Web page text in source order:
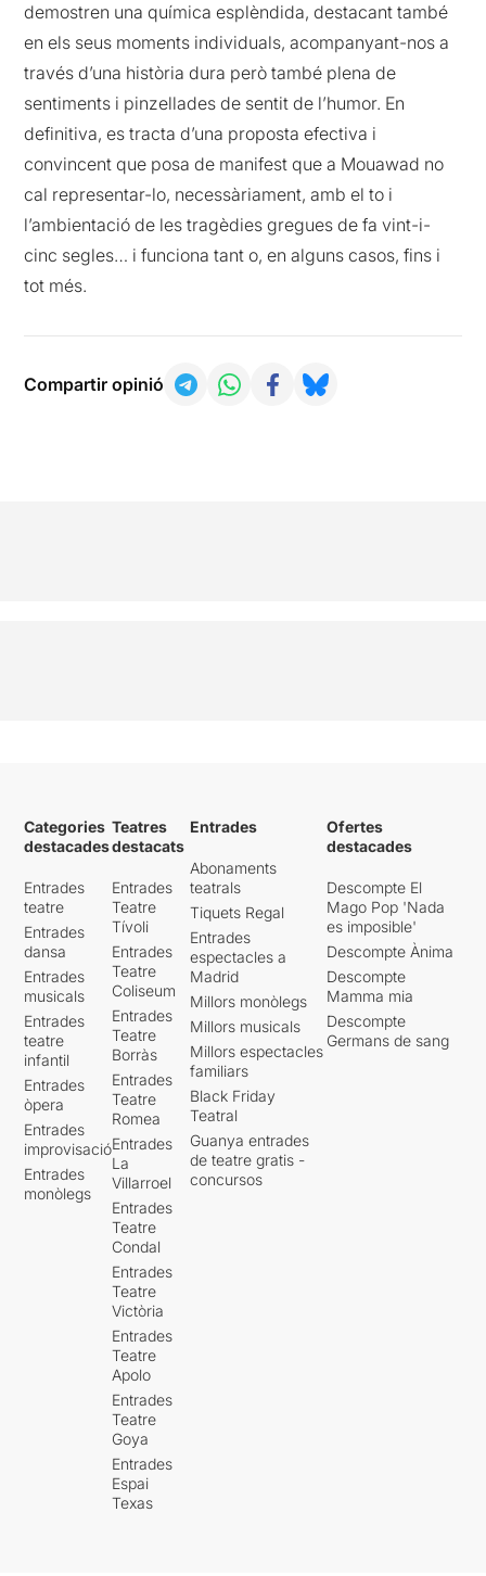
demostren una química esplèndida, destacant també
en els seus moments individuals, acompanyant-nos a
través d’una història dura però també plena de
sentiments i pinzellades de sentit de l’humor. En
definitiva, es tracta d’una proposta efectiva i
convincent que posa de manifest que a Mouawad no
cal representar-lo, necessàriament, amb el to i
l’ambientació de les tragèdies gregues de fa vint-i-
cinc segles… i funciona tant o, en alguns casos, fins i
tot més.
Compartir opinió
Categories
destacades
Entrades
teatre
Entrades
dansa
Entrades
musicals
Entrades
teatre
infantil
Entrades
òpera
Entrades
improvisació
Entrades
monòlegs
Teatres
destacats
Entrades
Teatre
Tívoli
Entrades
Teatre
Coliseum
Entrades
Teatre
Borràs
Entrades
Teatre
Romea
Entrades
La
Villarroel
Entrades
Teatre
Condal
Entrades
Teatre
Victòria
Entrades
Teatre
Apolo
Entrades
Teatre
Goya
Entrades
Espai
Texas
Entrades
Abonaments
teatrals
Tiquets Regal
Entrades
espectacles a
Madrid
Millors monòlegs
Millors musicals
Millors espectacles
familiars
Black Friday
Teatral
Guanya entrades
de teatre gratis -
concursos
Ofertes
destacades
Descompte El
Mago Pop 'Nada
es imposible'
Descompte Ànima
Descompte
Mamma mia
Descompte
Germans de sang